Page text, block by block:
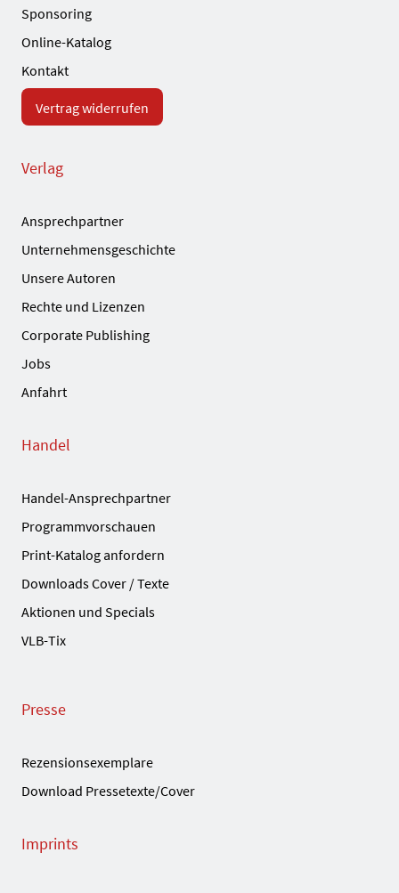
Sponsoring
Online-Katalog
Kontakt
Vertrag widerrufen
Verlag
Ansprechpartner
Unternehmensgeschichte
Unsere Autoren
Rechte und Lizenzen
Corporate Publishing
Jobs
Anfahrt
Handel
Handel-Ansprechpartner
Programmvorschauen
Print-Katalog anfordern
Downloads Cover / Texte
Aktionen und Specials
VLB-Tix
Presse
Rezensionsexemplare
Download Pressetexte/Cover
Imprints